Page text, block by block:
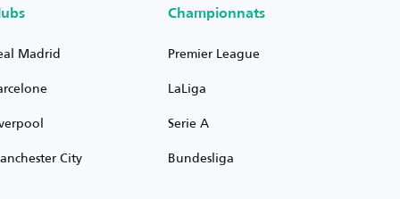
Madrid
City
Championnats
Premier League
LaLiga
Serie A
Bundesliga